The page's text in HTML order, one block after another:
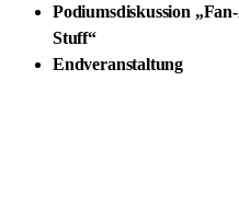
Podiumsdiskussion
Stuff“
Endveranstaltung